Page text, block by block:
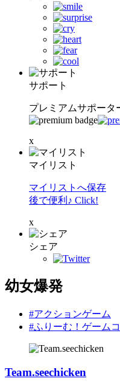
サポート
プレミアムサポータ
x
マイリスト
マイリストへ保存
後で便利♪ Click!
x
シェア
幼女爆発
#アクションゲーム
#ふりーむ！ゲーム
Team.seechicken